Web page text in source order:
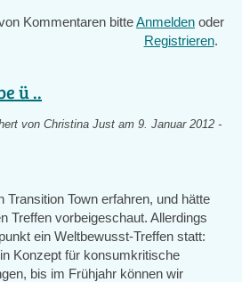
Kommentaren bitteAnmelden oder
Registrieren.
ü ..
von Christina Just am 9. Januar 2012 -
Transition Town erfahren, und hätte
Treffen vorbeigeschaut. Allerdings
ein Weltbewusst-Treffen statt:
Konzept für konsumkritische
bis im Frühjahr können wir